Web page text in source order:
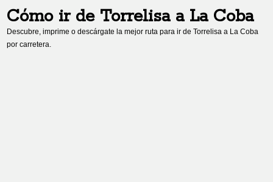
Cómo ir de Torrelisaa La Coba
Descubre, imprime o descárgate la mejor ruta para ir deTorrelisa a La Coba
por carretera.